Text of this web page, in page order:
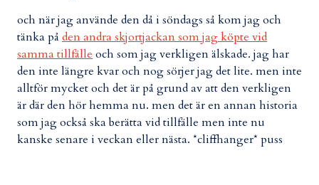
och när jag använde den då i söndags så kom jag och
tänka på den andra skjortjackan som jag köpte vid
samma tillfälle och som jag verkligen älskade. jag har
den inte längre kvar och nog sörjer jag det lite. men inte
alltför mycket och det är på grund av att den verkligen
är där den hör hemma nu. men det är en annan historia
som jag också ska berätta vid tillfälle men inte nu
kanske senare i veckan eller nästa. *cliffhanger* puss